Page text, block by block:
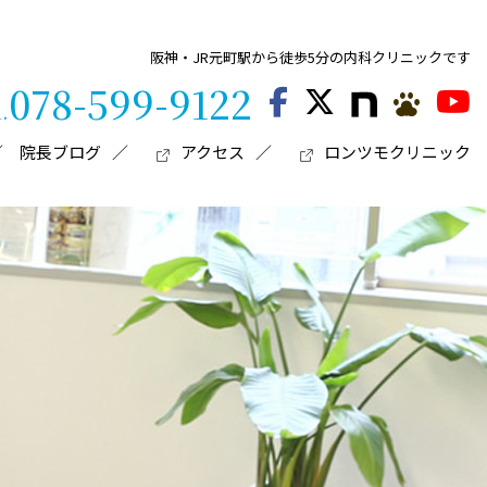
阪神・JR元町駅から徒歩5分の内科クリニックです
078-599-9122
院長ブログ アクセス ロンツモクリニック